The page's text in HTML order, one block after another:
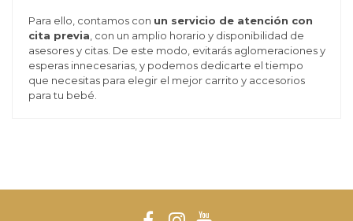
Para ello, contamos con un servicio de atención con
cita previa , con un amplio horario y disponibilidad de
asesores y citas. De este modo, evitarás aglomeraciones y
esperas innecesarias, y podemos dedicarte el tiempo
que necesitas para elegir el mejor carrito y accesorios
para tu bebé.